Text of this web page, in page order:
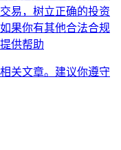
关文章。建议你遵守